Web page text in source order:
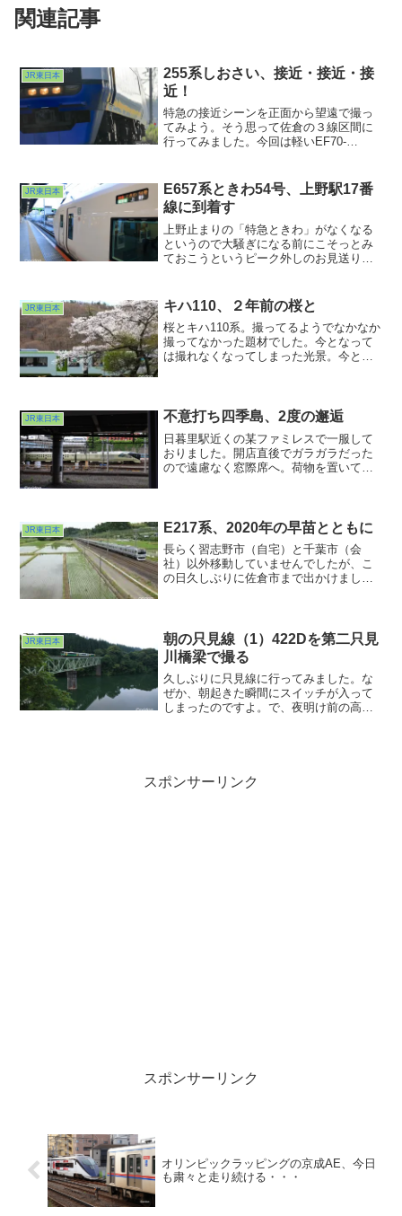
関連記事
JR東日本
255系しおさい、接近・接近・接
近！
特急の接近シーンを正面から望遠で撮っ
てみよう。そう思って佐倉の３線区間に
行ってみました。今回は軽いEF70-
の相性もいいみたいだし、このインナー
ズームは最後まで使い続けそうだなぁ。
というわけでAIサーボで運用しました。
これでいいのだ。
JR東日本
E657系ときわ54号、上野駅17番
線に到着す
上野止まりの「特急ときわ」がなくなる
というので大騒ぎになる前にこそっとみ
ておこうというピーク外しのお見送りを
ていたのですが気がついたら今は平日の
ときわ53・54号のみになってしまってい
ました。
JR東日本 キハ110、２年前の桜と
桜とキハ110系。撮ってるようでなかなか
撮ってなかった題材でした。今となって
は撮れなくなってしまった光景。今とな
JR東日本 不意打ち四季島、2度の邂逅
日暮里駅近くの某ファミレスで一服して
おりました。開店直後でガラガラだった
ので遠慮なく窓際席へ。荷物を置いてパ
おそらくこれから上野から始まるツアー
に向けて尾久から回送されているところ
なのでしょう。
JR東日本 E217系、2020年の早苗とともに
長らく習志野市（自宅）と千葉市（会
社）以外移動していませんでしたが、こ
の日久しぶりに佐倉市まで出かけまし
影できるようになりたいですね・・・。
JR東日本
朝の只見線（1）422Dを第二只見
川橋梁で撮る
久しぶりに只見線に行ってみました。な
ぜか、朝起きた瞬間にスイッチが入って
しまったのですよ。で、夜明け前の高速
スポンサーリンク
スポンサーリンク
オリンピックラッピングの京成AE、今日
も粛々と走り続ける・・・